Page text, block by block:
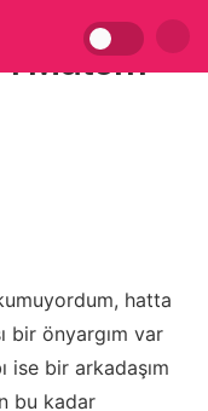
i Matem
hatta
bir önyargım var
ise bir arkadaşım
bu kadar